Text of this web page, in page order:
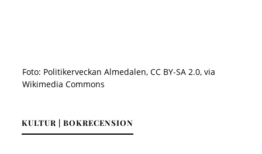
Foto: Politikerveckan Almedalen, CC BY-SA 2.0, via
Wikimedia Commons
KULTUR | BOKRECENSION